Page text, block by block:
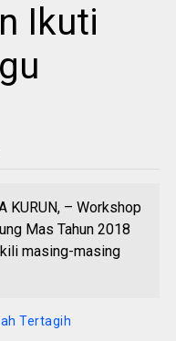
Ikuti
KURUN, – Workshop
Mas Tahun 2018
masing-masing
Tertagih